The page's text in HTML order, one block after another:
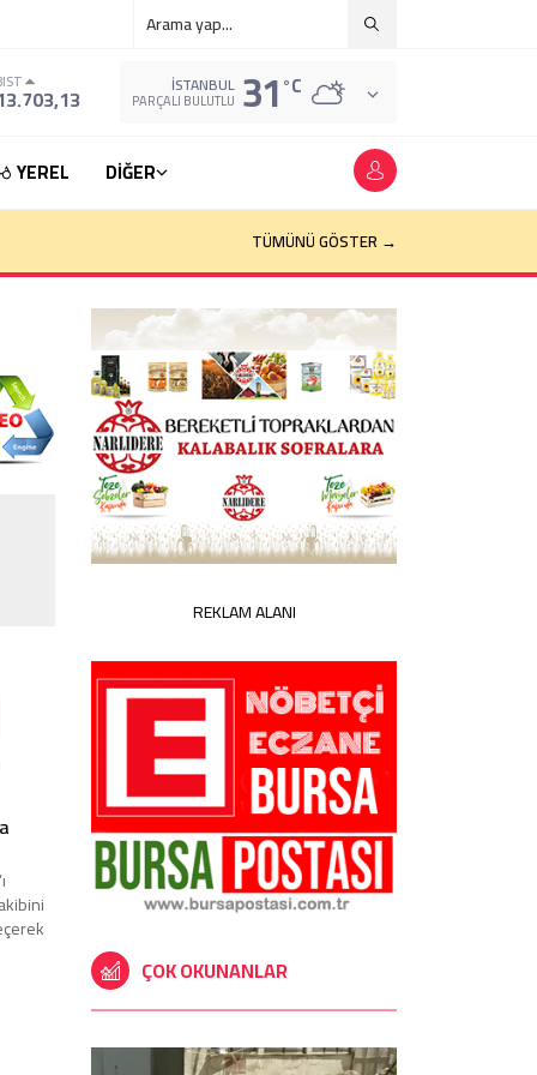
İSTANBUL
PARÇALI BULUTLU 31°C
YEREL
DİĞER
TÜMÜNÜ GÖSTER →
REKLAM ALANI
ÇOK OKUNANLAR